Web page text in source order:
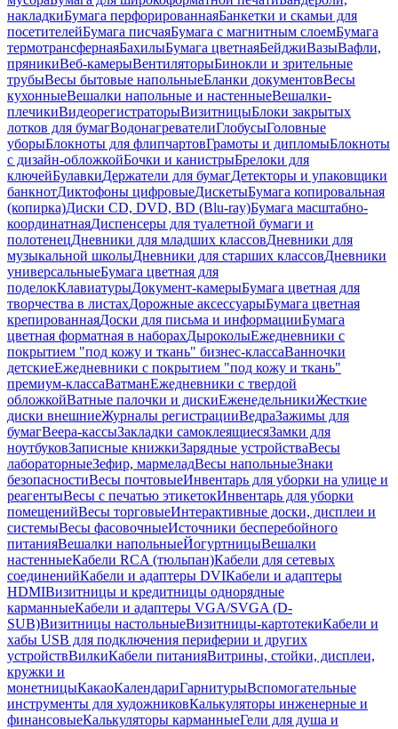
накладкиБумага перфорированнаяБанкетки и скамьи для
посетителейБумага писчаяБумага с магнитным слоемБумага
термотрансфернаяБахилыБумага цветнаяБейджиВазыВафли,
пряникиВеб-камерыВентиляторыБинокли и зрительные
трубыВесы бытовые напольныеБланки документовВесы
кухонныеВешалки напольные и настенныеВешалки-
плечикиВидеорегистраторыВизитницыБлоки закрытых
лотков для бумагВодонагревателиГлобусыГоловные
уборыБлокноты для флипчартовГрамоты и дипломыБлокноты
с дизайн-обложкойБочки и канистрыБрелоки для
ключейБулавкиДержатели для бумагДетекторы и упаковщики
банкнотДиктофоны цифровыеДискетыБумага копировальная
(копирка)Диски CD, DVD, BD (Blu-ray)Бумага масштабно-
координатнаяДиспенсеры для туалетной бумаги и
полотенецДневники для младших классовДневники для
музыкальной школыДневники для старших классовДневники
универсальныеБумага цветная для
поделокКлавиатурыДокумент-камерыБумага цветная для
творчества в листахДорожные аксессуарыБумага цветная
крепированнаяДоски для письма и информацииБумага
цветная форматная в наборахДыроколыЕжедневники с
покрытием "под кожу и ткань" бизнес-классаВанночки
детскиеЕжедневники с покрытием "под кожу и ткань"
премиум-классаВатманЕжедневники с твердой
обложкойВатные палочки и дискиЕженедельникиЖесткие
диски внешниеЖурналы регистрацииВедраЗажимы для
бумагВеера-кассыЗакладки самоклеящиесяЗамки для
ноутбуковЗаписные книжкиЗарядные устройстваВесы
лабораторныеЗефир, мармеладВесы напольныеЗнаки
безопасностиВесы почтовыеИнвентарь для уборки на улице и
реагентыВесы с печатью этикетокИнвентарь для уборки
помещенийВесы торговыеИнтерактивные доски, дисплеи и
системыВесы фасовочныеИсточники бесперебойного
питанияВешалки напольныеЙогуртницыВешалки
настенныеКабели RCA (тюльпан)Кабели для сетевых
соединенийКабели и адаптеры DVIКабели и адаптеры
HDMIВизитницы и кредитницы однорядные
карманныеКабели и адаптеры VGA/SVGA (D-
SUB)Визитницы настольныеВизитницы-картотекиКабели и
хабы USB для подключения периферии и других
устройствВилкиКабели питанияВитрины, стойки, дисплеи,
кружки и
монетницыКакаоКалендариГарнитурыВспомогательные
инструменты для художниковКалькуляторы инженерные и
финансовыеКалькуляторы карманныеГели для душа и